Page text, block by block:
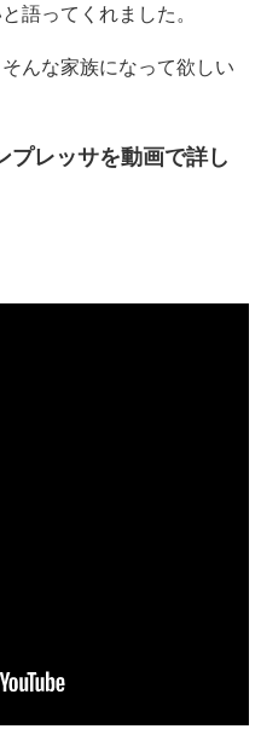
語ってくれました。
んな家族になって欲しい
プレッサを動画で詳し